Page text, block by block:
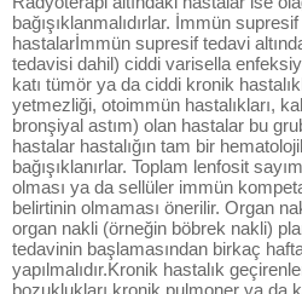
bağışıklanmalıdırlar. İmmün
hastalarİmmün supresif tedavi
tedavisi dahil) ciddi varisella
katı tümör ya da ciddi kronik
yetmezliği, otoimmün hastalıkları,
bronşiyal astım) olan hastalar bu
hastalar hastalığın tam bir
bağışıklanırlar. Toplam lenfosit
olması ya da sellüler immün
belirtinin olmaması önerilir. Organ
organ nakli (örneğin böbrek nakli)
tedavinin başlamasından birkaç
yapılmalıdır.Kronik hastalık
bozuklukları,kronik pulmoner ya da